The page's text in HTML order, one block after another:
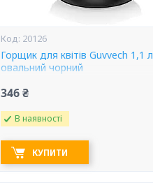
20126
Горщик для квітів Guvvech 1,1 л
овальний чорний
346 ₴
В наявності
КУПИТИ